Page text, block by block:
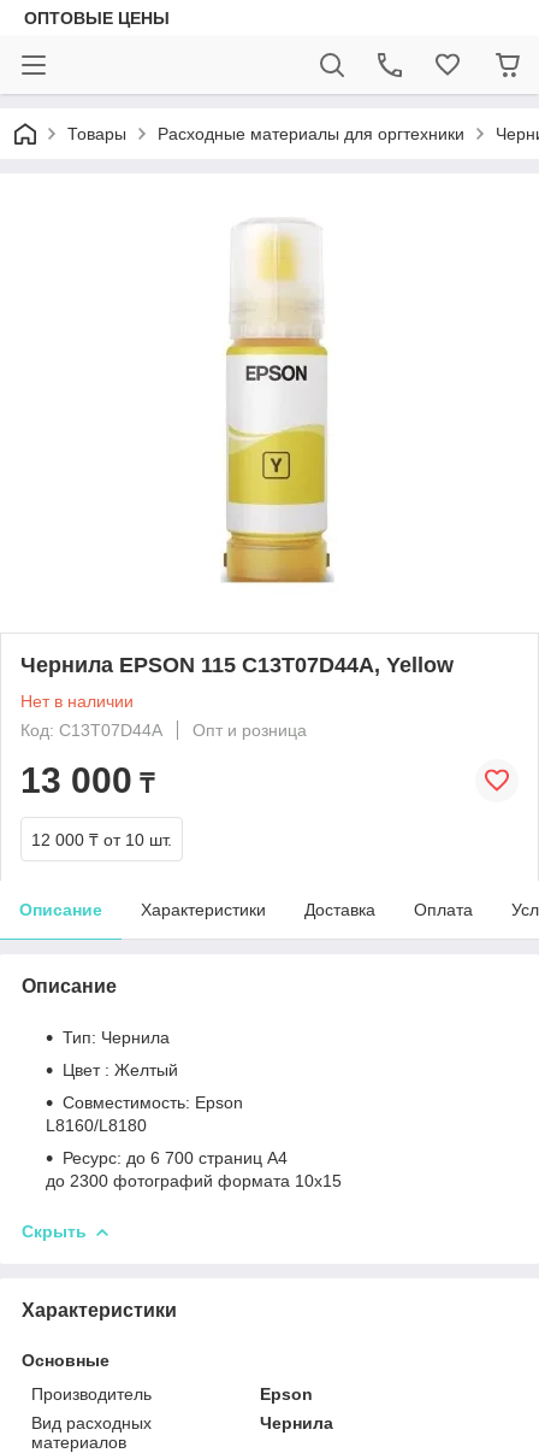
ОПТОВЫЕ ЦЕНЫ
Товары Расходные материалы для оргтехники
Чернила EPSON 115 C13T07D44A, Yellow
Нет в наличии
Код: C13T07D44A
Опт и розница
13 000 ₸
12 000 ₸ от 10 шт.
Описание Характеристики Доставка Оплата
Описание
Тип: Чернила
Цвет : Желтый
Совместимость: Epson
L8160/L8180
Ресурс: до 6 700 страниц А4
до 2300 фотографий формата 10х15
Скрыть
Характеристики
Основные
Производитель
Epson
Вид расходных
материалов
Чернила